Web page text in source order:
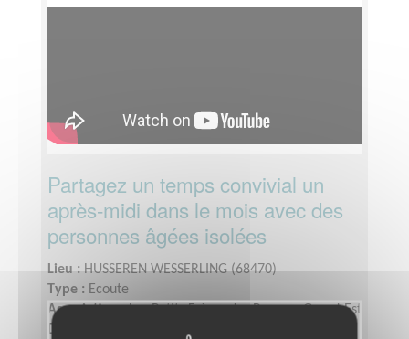
Partagez un temps convivial un
après-midi dans le mois avec des
personnes âgées isolées
Lieu :HUSSEREN WESSERLING (68470)
Type : Ecoute
Association :Les Petits Frères des Pauvres Grand-Est
Date :